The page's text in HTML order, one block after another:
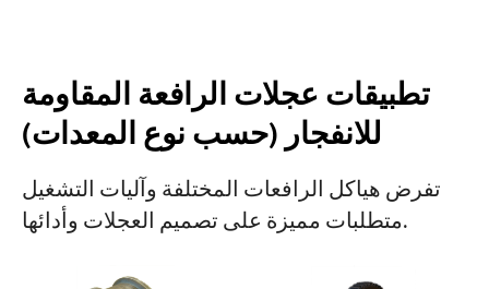
تطبيقات عجلات الرافعة المقاومة
للانفجار (حسب نوع المعدات)
تفرض هياكل الرافعات المختلفة وآليات التشغيل
متطلبات مميزة على تصميم العجلات وأدائها.